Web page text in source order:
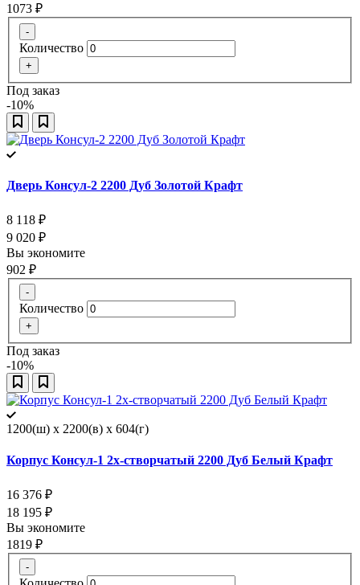
1073 ₽
-
Количество
+
Под заказ
-10%
Дверь Консул-2 2200 Дуб Золотой Крафт
8 118 ₽
9 020 ₽
Вы экономите
902 ₽
-
Количество
+
Под заказ
-10%
1200(ш) x 2200(в) x 604(г)
Корпус Консул-1 2х-створчатый 2200 Дуб Белый Крафт
16 376 ₽
18 195 ₽
Вы экономите
1819 ₽
-